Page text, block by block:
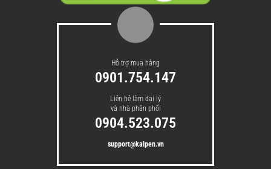
Hỗ trợ mua hàng
0901.754.147
Liên hệ làm đại lý
và nhà phân phối
0904.523.075
support@kalpen.vn